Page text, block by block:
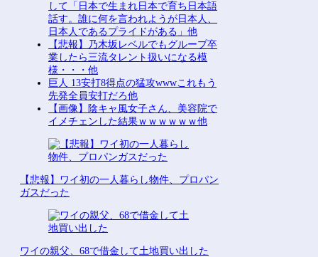
して「日本で生まれ日本で育ち日本語
話す。誰に何を言われようが日本人、
日本人であるプライドがある」他
【悲報】乃木坂レベルでもグループ卒
業したら三流タレント扱いになる模
様・・・他
巨人 13安打8得点の猛攻wwwこれもう
先発全員安打だろ他
【画像】陰キャ風女子さん、美容院で
イメチェンした結果ｗｗｗｗｗｗ他
【悲報】ワイ初の一人暮らし物件、プロパン
ガスだった
ワイの親父、68で借金して土地買い出した